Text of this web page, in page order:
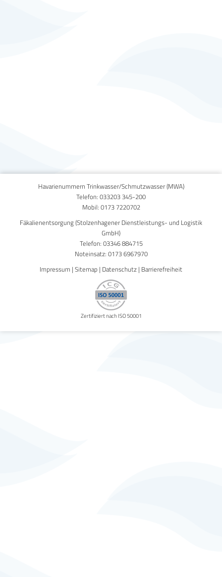
Published on12. November 2014
Havarienummern Trinkwasser/Schmutzwasser (MWA)
Telefon: 033203 345-200
Mobil: 0173 7220702
Fäkalienentsorgung (Stolzenhagener Dienstleistungs- und Logistik
GmbH)
Telefon: 03346 884715
Noteinsatz: 0173 6967970
Impressum | Sitemap | Datenschutz | Barrierefreiheit
Zertifiziert nach ISO 50001